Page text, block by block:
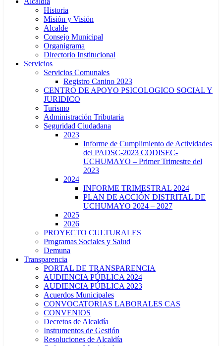
Historia
Misión y Visión
Alcalde
Consejo Municipal
Organigrama
Directorio Institucional
Servicios
Servicios Comunales
Registro Canino 2023
CENTRO DE APOYO PSICOLOGICO SOCIAL Y
JURIDICO
Turismo
Administración Tributaria
Seguridad Ciudadana
2023
Informe de Cumplimiento de Actividades
del PADSC-2023 CODISEC-
UCHUMAYO – Primer Trimestre del
2023
2024
INFORME TRIMESTRAL 2024
PLAN DE ACCIÓN DISTRITAL DE
UCHUMAYO 2024 – 2027
2025
2026
PROYECTO CULTURALES
Programas Sociales y Salud
Demuna
Transparencia
PORTAL DE TRANSPARENCIA
AUDIENCIA PÚBLICA 2024
AUDIENCIA PÚBLICA 2023
Acuerdos Municipales
CONVOCATORIAS LABORALES CAS
CONVENIOS
Decretos de Alcaldía
Instrumentos de Gestión
Resoluciones de Alcaldía